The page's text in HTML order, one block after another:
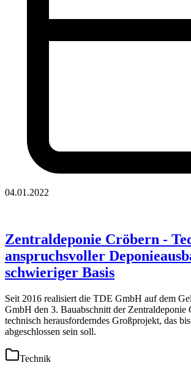
04.01.2022
Zentraldeponie Cröbern -
anspruchsvoller
schwieriger Basis
Seit 2016 realisiert die TDE GmbH auf dem
GmbH den 3. Bauabschnitt der Zentraldeponie
technisch herausforderndes Großprojekt, das
abgeschlossen sein soll.
Technik